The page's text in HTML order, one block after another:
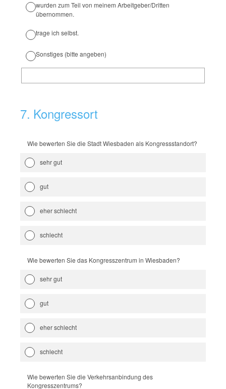
wurden zum Teil von meinem Arbeitgeber/Dritten
übernommen.
trage ich selbst.
Sonstiges (bitte angeben)
7. Kongressort
Wie bewerten Sie die Stadt Wiesbaden als Kongressstandort?
sehr gut
gut
eher schlecht
schlecht
Wie bewerten Sie das Kongresszentrum in Wiesbaden?
sehr gut
gut
eher schlecht
schlecht
Wie bewerten Sie die Verkehrsanbindung des
Kongresszentrums?